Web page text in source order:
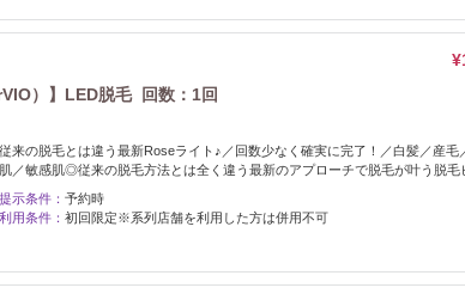
）】LED脱毛 回数：1回
従来の脱毛とは違う最新Roseライト♪／回数少なく確実に完了！／白髪／産毛
肌／敏感肌◎従来の脱毛方法とは全く違う最新のアプローチで脱毛が叶う脱毛
提示条件： 予約時
利用条件： 初回限定※系列店舗を利用した方は併用不可